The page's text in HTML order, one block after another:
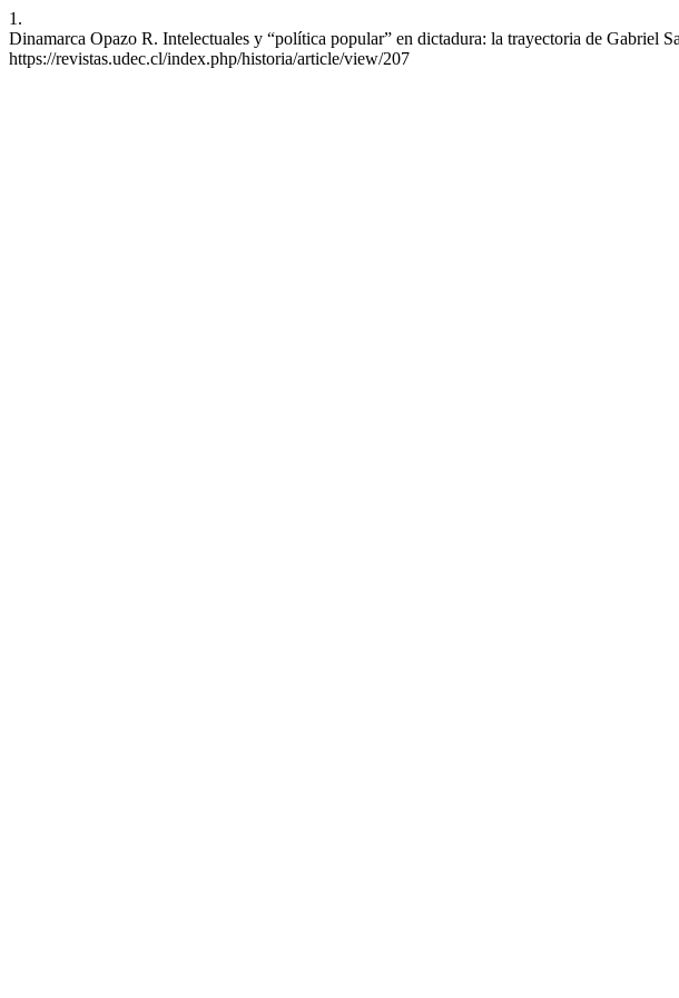
1.
Dinamarca Opazo R. Intelectuales y “política popular” en dictadura: la trayectoria de
https://revistas.udec.cl/index.php/historia/article/view/207